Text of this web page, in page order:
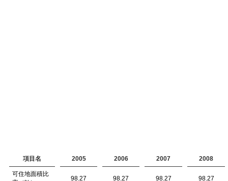
項目名 2005 2006 2007 2008
可住地面積比
98.27 98.27 98.27 98.27